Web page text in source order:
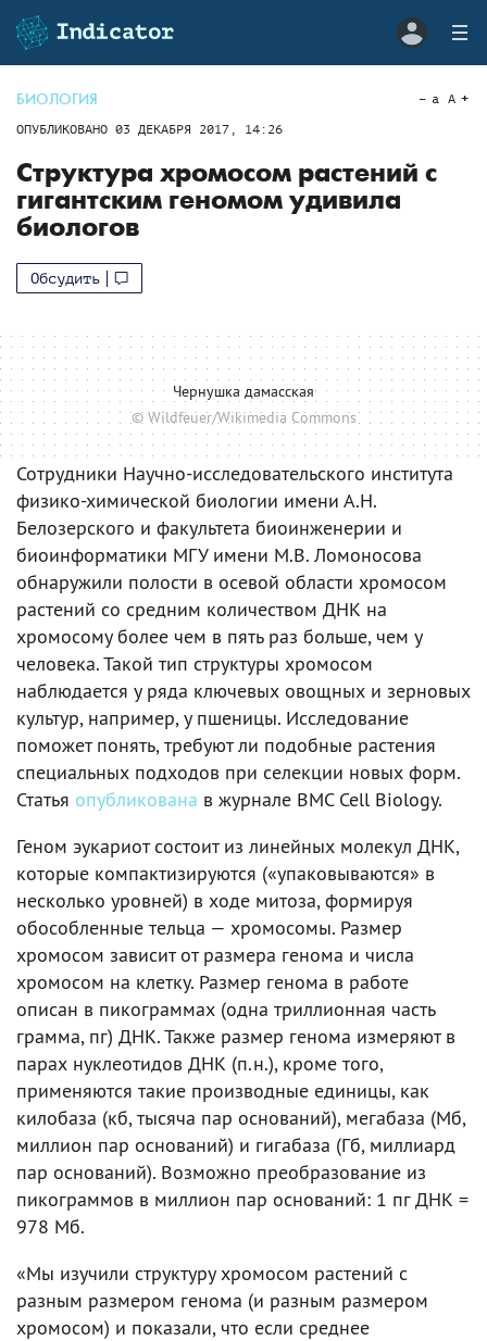
БИОЛОГИЯ
ОПУБЛИКОВАНО 03 ДЕКАБРЯ 2017, 14:26
a A
Структура хромосом растений с
гигантским геномом удивила
биологов
Обсудить
Чернушка дамасская
© Wildfeuer/Wikimedia Commons
Сотрудники Научно-исследовательского института
физико-химической биологии имени А.Н.
Белозерского и факультета биоинженерии и
биоинформатики МГУ имени М.В. Ломоносова
обнаружили полости в осевой области хромосом
растений со средним количеством ДНК на
хромосому более чем в пять раз больше, чем у
человека. Такой тип структуры хромосом
наблюдается у ряда ключевых овощных и зерновых
культур, например, у пшеницы. Исследование
поможет понять, требуют ли подобные растения
специальных подходов при селекции новых форм.
Статья опубликована в журнале BMC Cell Biology.
Геном эукариот состоит из линейных молекул ДНК,
которые компактизируются («упаковываются» в
несколько уровней) в ходе митоза, формируя
обособленные тельца — хромосомы. Размер
хромосом зависит от размера генома и числа
хромосом на клетку. Размер генома в работе
описан в пикограммах (одна триллионная часть
грамма, пг) ДНК. Также размер генома измеряют в
парах нуклеотидов ДНК (п.н.), кроме того,
применяются такие производные единицы, как
килобаза (кб, тысяча пар оснований), мегабаза (Мб,
миллион пар оснований) и гигабаза (Гб, миллиард
пар оснований). Возможно преобразование из
пикограммов в миллион пар оснований: 1 пг ДНК =
978 Мб.
«Мы изучили структуру хромосом растений с
разным размером генома (и разным размером
хромосом) и показали, что если среднее